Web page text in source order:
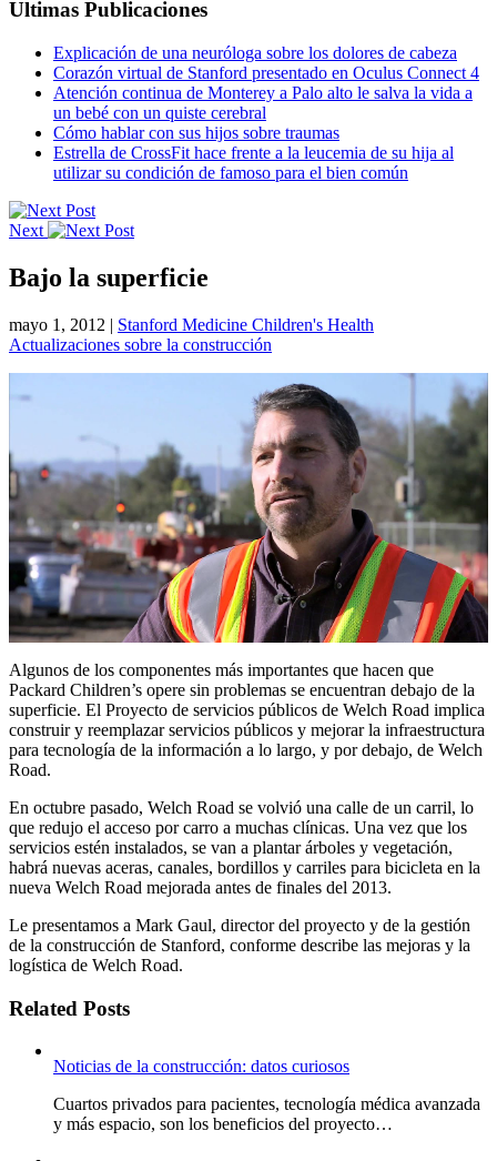
Ultimas Publicaciones
Explicación de una neuróloga sobre los dolores de cabeza
Corazón virtual de Stanford presentado en Oculus Connect 4
Atención continua de Monterey a Palo alto le salva la vida a
un bebé con un quiste cerebral
Cómo hablar con sus hijos sobre traumas
Estrella de CrossFit hace frente a la leucemia de su hija al
utilizar su condición de famoso para el bien común
Next
Bajo la superficie
mayo 1, 2012 | Stanford Medicine Children's Health
Actualizaciones sobre la construcción
Algunos de los componentes más importantes que hacen que
Packard Children’s opere sin problemas se encuentran debajo de la
superficie. El Proyecto de servicios públicos de Welch Road implica
construir y reemplazar servicios públicos y mejorar la infraestructura
para tecnología de la información a lo largo, y por debajo, de Welch
Road.
En octubre pasado, Welch Road se volvió una calle de un carril, lo
que redujo el acceso por carro a muchas clínicas. Una vez que los
servicios estén instalados, se van a plantar árboles y vegetación,
habrá nuevas aceras, canales, bordillos y carriles para bicicleta en la
nueva Welch Road mejorada antes de finales del 2013.
Le presentamos a Mark Gaul, director del proyecto y de la gestión
de la construcción de Stanford, conforme describe las mejoras y la
logística de Welch Road.
Related Posts
Noticias de la construcción: datos curiosos
Cuartos privados para pacientes, tecnología médica avanzada
y más espacio, son los beneficios del proyecto…